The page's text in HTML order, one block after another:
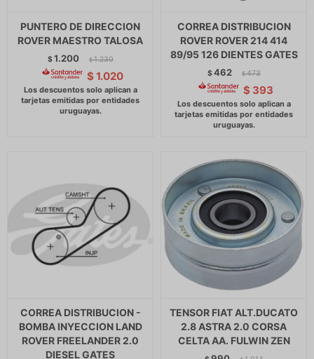
PUNTERO DE DIRECCION
ROVER MAESTRO TALOSA
$1.200 $ 1.230
$ 1.020
CORREA DISTRIBUCION
ROVER ROVER 214 414
89/95 126 DIENTES GATES
$462 $ 473
$ 393
CORREA DISTRIBUCION -
BOMBA INYECCION LAND
ROVER FREELANDER 2.0
DIESEL GATES
TENSOR FIAT ALT.DUCATO
2.8 ASTRA 2.0 CORSA
CELTA AA. FULWIN ZEN